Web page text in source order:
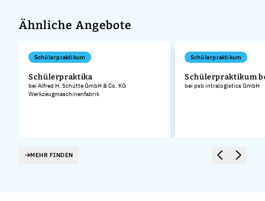
Ähnliche Angebote
Schülerpraktikum
Schülerpraktika
bei Alfred H. Schütte GmbH & Co. KG
Werkzeugmaschinenfabrik
Schülerpraktikum
Schülerpraktikum
bei psb intralogistics GmbH
MEHR FINDEN